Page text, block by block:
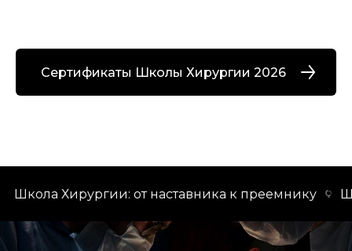
Сертификаты Школы Хирургии 2026
Школа Хирургии: от наставника к преемнику